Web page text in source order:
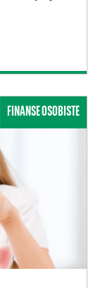
FINANSE OSOBISTE